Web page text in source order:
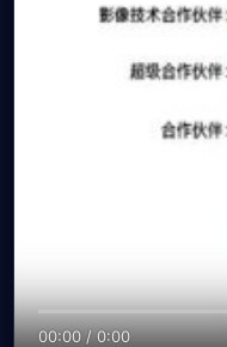
00:00/0:00